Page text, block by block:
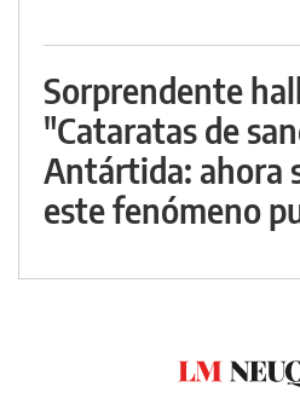
Sorprendente
"Cataratas de
Antártida: ahora
este fenómeno